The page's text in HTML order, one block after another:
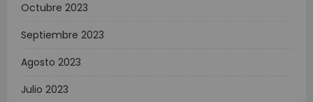
Octubre 2023
Septiembre 2023
Agosto 2023
Julio 2023